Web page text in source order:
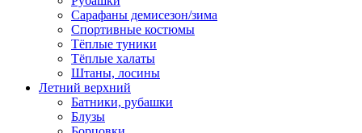
Сарафаны демисезон/зима
Спортивные костюмы
Тёплые туники
Тёплые халаты
Штаны, лосины
Летний верхний
Батники, рубашки
Блузы